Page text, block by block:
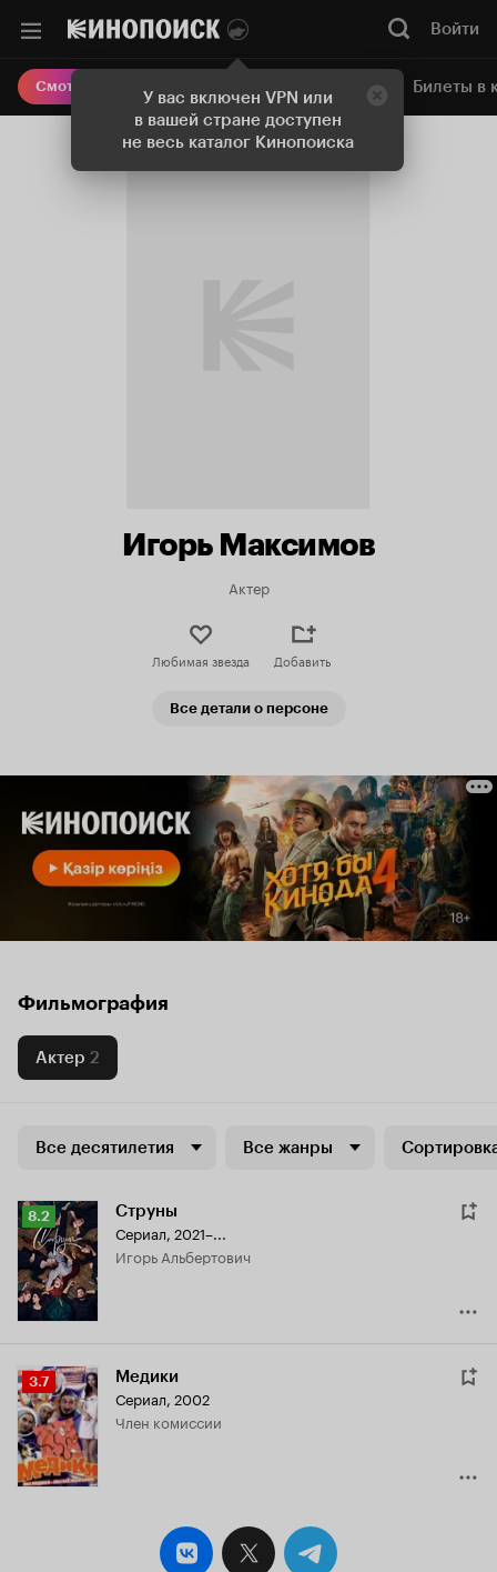
У вас включен VPN или
в вашей стране доступен
не весь каталог Кинопоиска
Войти
Смотреть кино Онлайн-кинотеатр Билеты в
Игорь Максимов
Актер
Любимая звезда Добавить
Все детали о персоне
Фильмография
Актер 2
Все десятилетия Все жанры
Рейтинг
Кинопоиска
8.2
8.2 Струны
Сериал, 2021–...
Игорь Альбертович
Рейтинг
Кинопоиска
3.7
3.7 Медики
Сериал, 2002
член комиссии